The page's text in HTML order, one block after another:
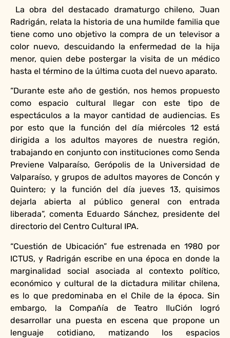
La obra del destacado dramaturgo chileno, Juan
Radrigán, relata la historia de una humilde familia que
tiene como uno objetivo la compra de un televisor a
color nuevo, descuidando la enfermedad de la hija
menor, quien debe postergar la visita de un médico
hasta el término de la última cuota del nuevo aparato.
“Durante este año de gestión, nos hemos propuesto
como espacio cultural llegar con este tipo de
espectáculos a la mayor cantidad de audiencias. Es
por esto que la función del día miércoles 12 está
dirigida a los adultos mayores de nuestra región,
trabajando en conjunto con instituciones como Senda
Previene Valparaíso, Gerópolis de la Universidad de
Valparaíso, y grupos de adultos mayores de Concón y
Quintero; y la función del día jueves 13, quisimos
dejarla abierta al público general con entrada
liberada”, comenta Eduardo Sánchez, presidente del
directorio del Centro Cultural IPA.
“Cuestión de Ubicación” fue estrenada en 1980 por
ICTUS, y Radrigán escribe en una época en donde la
marginalidad social asociada al contexto político,
económico y cultural de la dictadura militar chilena,
es lo que predominaba en el Chile de la época. Sin
embargo, la Compañía de Teatro IluCión logró
desarrollar una puesta en escena que propone un
lenguaje cotidiano, matizando los espacios